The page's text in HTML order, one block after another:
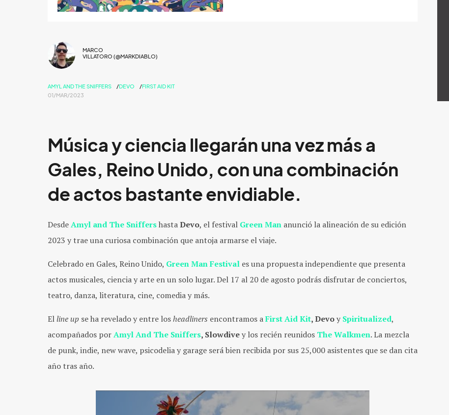
MARCO
VILLATORO (@MARKDIABLO)
AMYL AND THE SNIFFERS DEVO
FIRST AID KIT
01/MAR/2023
Música y ciencia llegarán una vez más a
Gales, Reino Unido, con una combinación
de actos bastante envidiable.
DesdeAmyl and The SniffershastaDevo, el festival Green Man anunció la alineación de su edición
2023 y trae una curiosa combinación que antoja armarse el viaje.
Celebrado en Gales, Reino Unido, Green Man Festival es una propuesta independiente que presenta
actos musicales, ciencia y arte en un solo lugar. Del 17 al 20 de agosto podrás disfrutar de conciertos,
teatro, danza, literatura, cine, comedia y más.
Elline up se ha revelado y entre losheadliners encontramos aFirst Aid Kit, Devoy Spiritualized,
acompañados porAmyl And The Sniffers, Slowdivey los recién reunidos The Walkmen. La mezcla
de punk, indie, new wave, psicodelia y garage será bien recibida por sus 25,000 asistentes que se dan cita
año tras año.